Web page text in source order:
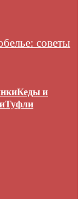
советы
Кеды и
Туфли